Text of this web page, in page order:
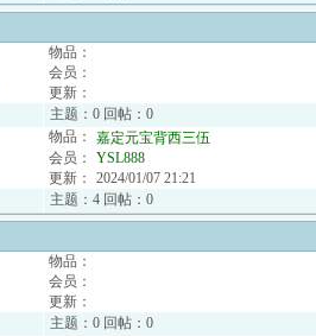
物品：
会员：
更新：
主题：0 回帖：0
物品：
嘉定元宝背西三伍
会员：
YSL888
更新：
2024/01/07 21:21
主题：4 回帖：0
物品：
会员：
更新：
主题：0 回帖：0